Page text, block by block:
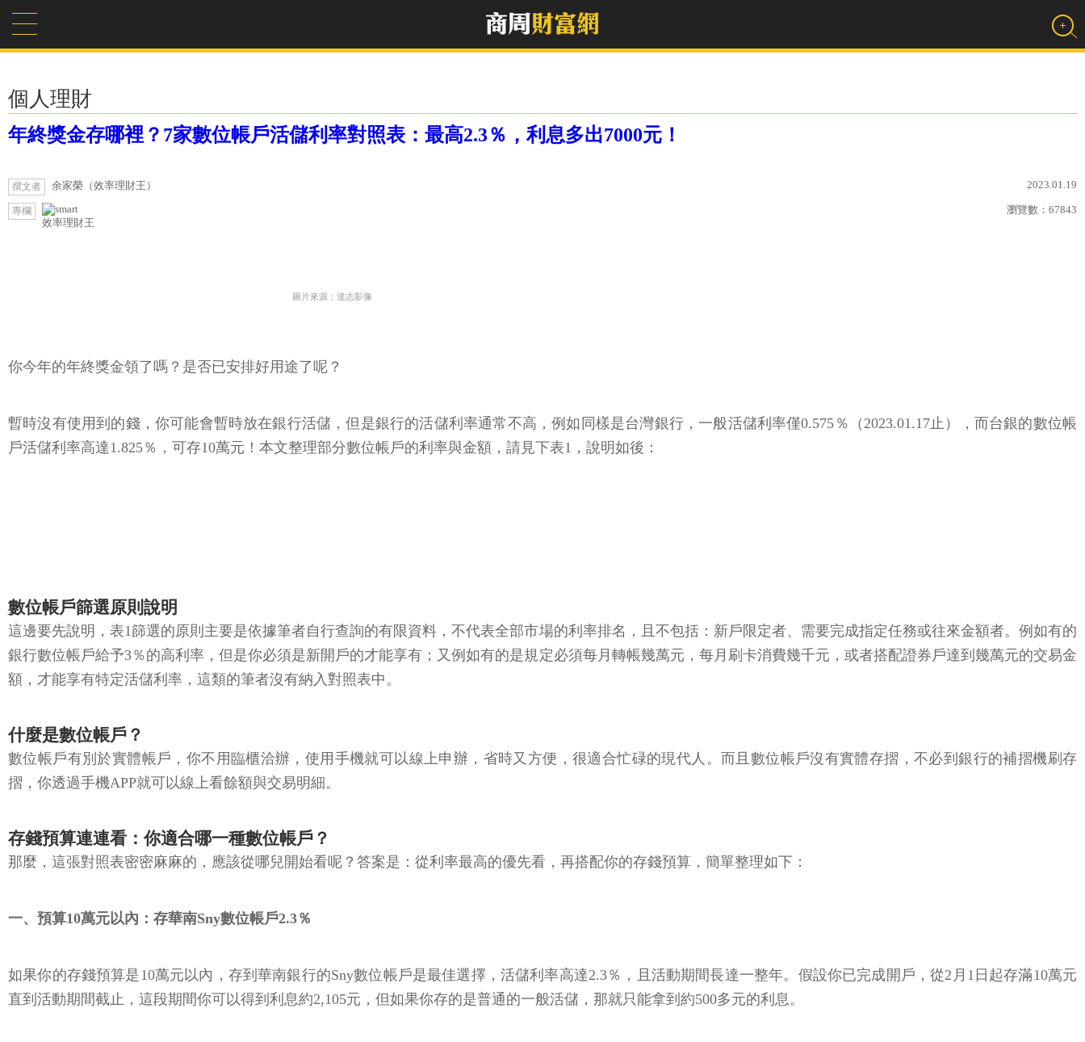
個人理財
年終獎金存哪裡？7家數位帳戶活儲利率對照表：最高2.3％，利息多出7000元！
撰文者 余家榮（效率理財王） 2023.01.19
專欄
效率理財王
瀏覽數： 67843
圖片來源：達志影像
你今年的年終獎金領了嗎？是否已安排好用途了呢？
暫時沒有使用到的錢，你可能會暫時放在銀行活儲，但是銀行的活儲利率通常不高，例如同樣是台灣銀行，一般活儲利率僅0.575％（2023.01.17止），而台銀的數位帳
戶活儲利率高達1.825％，可存10萬元！本文整理部分數位帳戶的利率與金額，請見下表1，說明如後：
數位帳戶篩選原則說明
這邊要先說明，表1篩選的原則主要是依據筆者自行查詢的有限資料，不代表全部市場的利率排名，且不包括：新戶限定者、需要完成指定任務或往來金額者。例如有的
銀行數位帳戶給予3％的高利率，但是你必須是新開戶的才能享有；又例如有的是規定必須每月轉帳幾萬元，每月刷卡消費幾千元，或者搭配證券戶達到幾萬元的交易金
額，才能享有特定活儲利率，這類的筆者沒有納入對照表中。
什麼是數位帳戶？
數位帳戶有別於實體帳戶，你不用臨櫃洽辦，使用手機就可以線上申辦，省時又方便，很適合忙碌的現代人。而且數位帳戶沒有實體存摺，不必到銀行的補摺機刷存
摺，你透過手機APP就可以線上看餘額與交易明細。
存錢預算連連看：你適合哪一種數位帳戶？
那麼，這張對照表密密麻麻的，應該從哪兒開始看呢？答案是：從利率最高的優先看，再搭配你的存錢預算，簡單整理如下：
一、預算10萬元以內：存華南Sny數位帳戶2.3％
如果你的存錢預算是10萬元以內，存到華南銀行的Sny數位帳戶是最佳選擇，活儲利率高達2.3％，且活動期間長達一整年。假設你已完成開戶，從2月1日起存滿10萬元
直到活動期間截止，這段期間你可以得到利息約2,105元，但如果你存的是普通的一般活儲，那就只能拿到約500多元的利息。